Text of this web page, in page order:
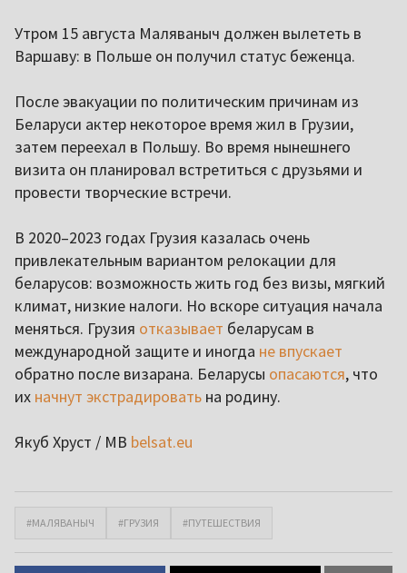
Утром 15 августа Маляваныч должен вылететь в
Варшаву: в Польше он получил статус беженца.
После эвакуации по политическим причинам из
Беларуси актер некоторое время жил в Грузии,
затем переехал в Польшу. Во время нынешнего
визита он планировал встретиться с друзьями и
провести творческие встречи.
В 2020–2023 годах Грузия казалась очень
привлекательным вариантом релокации для
беларусов: возможность жить год без визы, мягкий
климат, низкие налоги. Но вскоре ситуация начала
меняться. Грузия отказывает беларусам в
международной защите и иногда не впускает
обратно после визарана. Беларусы опасаются, что
их начнут экстрадировать на родину.
Якуб Хруст / МВ belsat.eu
#МАЛЯВАНЫЧ #ГРУЗИЯ #ПУТЕШЕСТВИЯ